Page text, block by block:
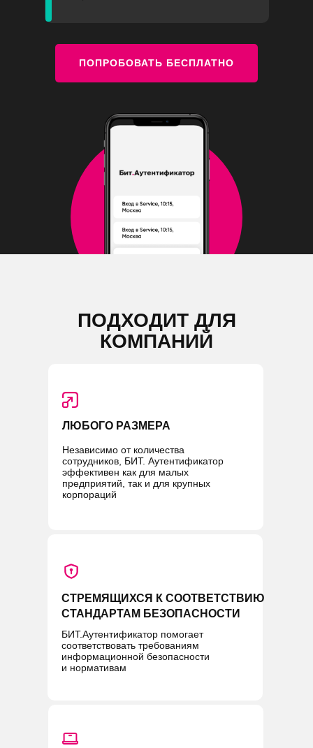
ПОПРОБОВАТЬ БЕСПЛАТНО
ЛЮБОГО РАЗМЕРА
Независимо от количества
сотрудников, БИТ. Аутентификатор
эффективен как для малых
предприятий, так и для крупных
корпораций
БИТ.Аутентификатор помогает
соответствовать требованиям
информационной безопасности
и нормативам
СТРЕМЯЩИХСЯ К СООТВЕТСТВИЮ
СТАНДАРТАМ БЕЗОПАСНОСТИ
ПОДХОДИТ ДЛЯ
КОМПАНИЙ